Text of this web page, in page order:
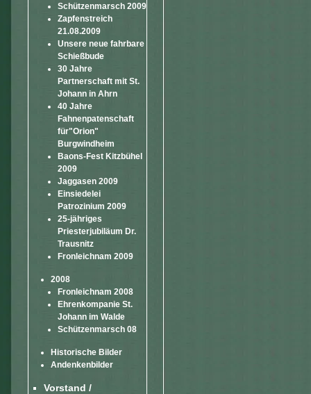
Schützenmarsch 2009
Zapfenstreich
21.08.2009
Unsere neue fahrbare
Schießbude
30 Jahre
Partnerschaft mit St.
Johann in Ahrn
40 Jahre
Fahnenpatenschaft
für"Orion"
Burgwindheim
Baons-Fest Kitzbühel
2009
Jaggasen 2009
Einsiedelei
Patrozinium 2009
25-jähriges
Priesterjubiläum Dr.
Trausnitz
Fronleichnam 2009
2008
Fronleichnam 2008
Ehrenkompanie St.
Johann im Walde
Schützenmarsch 08
Historische Bilder
Andenkenbilder
Vorstand /